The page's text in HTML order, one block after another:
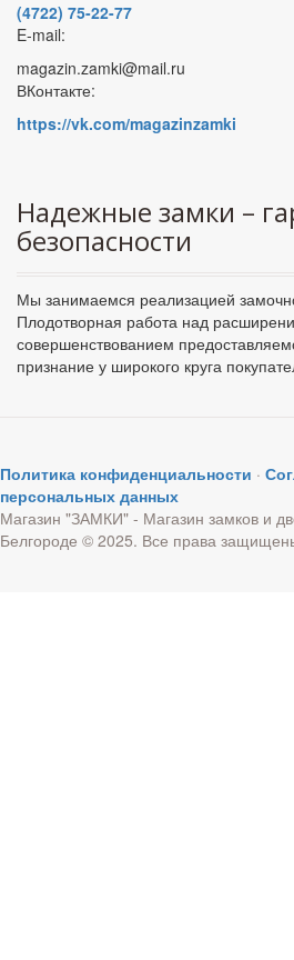
(4722) 75-22-77
E-mail:
magazin.zamki@mail.ru
ВКонтакте:
https://vk.com/magazinzamki
Надежные замки –
безопасности
Мы занимаемся реализацией
Плодотворная работа над
совершенствованием
признание у широкого круга
Политика конфиденциальности ·
персональных данных
Магазин "ЗАМКИ" - Магазин замков и
Белгороде © 2025. Все права